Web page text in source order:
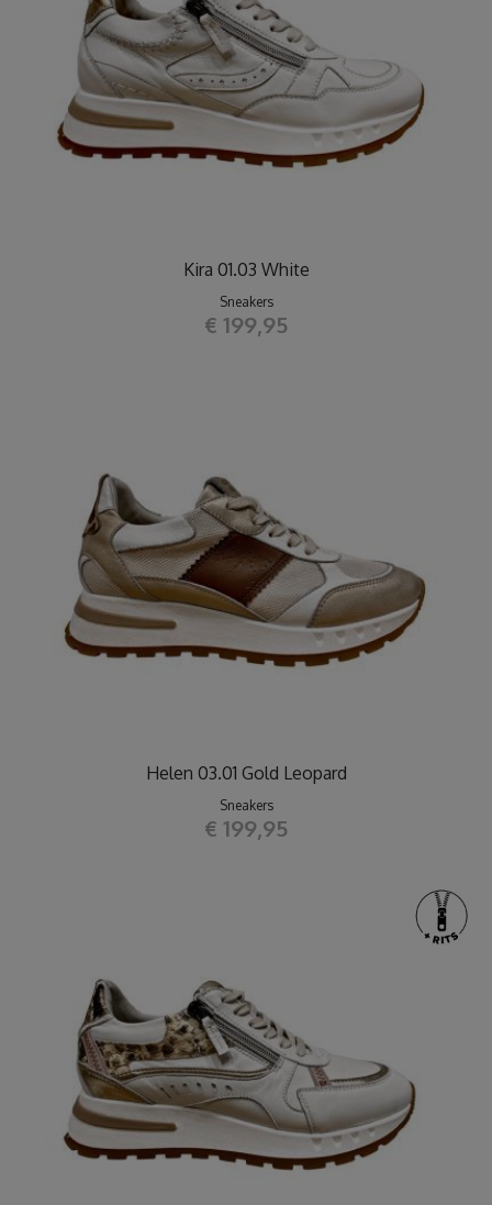
Kira 01.03 White
Sneakers
€ 199,95
Helen 03.01 Gold Leopard
Sneakers
€ 199,95